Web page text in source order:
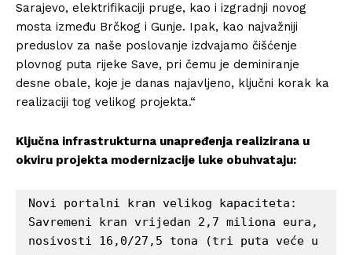
Sarajevo, elektrifikaciji pruge, kao i izgradnji novog
mosta između Brčkog i Gunje. Ipak, kao najvažniji
preduslov za naše poslovanje izdvajamo čišćenje
plovnog puta rijeke Save, pri čemu je deminiranje
desne obale, koje je danas najavljeno, ključni korak ka
realizaciji tog velikog projekta.“
Ključna infrastrukturna unapređenja realizirana u
okviru projekta modernizacije luke obuhvataju:
Novi portalni kran velikog kapaciteta:
Savremeni kran vrijedan 2,7 miliona eura,
nosivosti 16,0/27,5 tona (tri puta veće u